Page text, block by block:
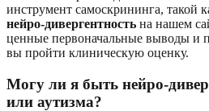
инструмент самоскрининга, такой
нейро-дивергентность на нашем
ценные первоначальные выводы и
вы пройти клиническую оценку.
Могу ли я быть нейро-
или аутизма?